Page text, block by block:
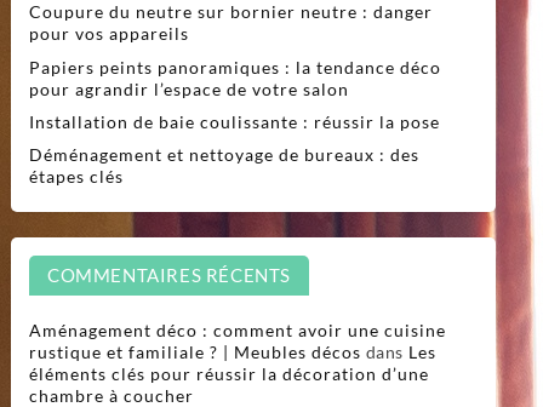
Coupure du neutre sur bornier neutre : danger
pour vos appareils
Papiers peints panoramiques : la tendance déco
pour agrandir l’espace de votre salon
Installation de baie coulissante : réussir la pose
Déménagement et nettoyage de bureaux : des
étapes clés
COMMENTAIRES RÉCENTS
Aménagement déco : comment avoir une cuisine
rustique et familiale ? | Meubles décos dans Les
éléments clés pour réussir la décoration d’une
chambre à coucher